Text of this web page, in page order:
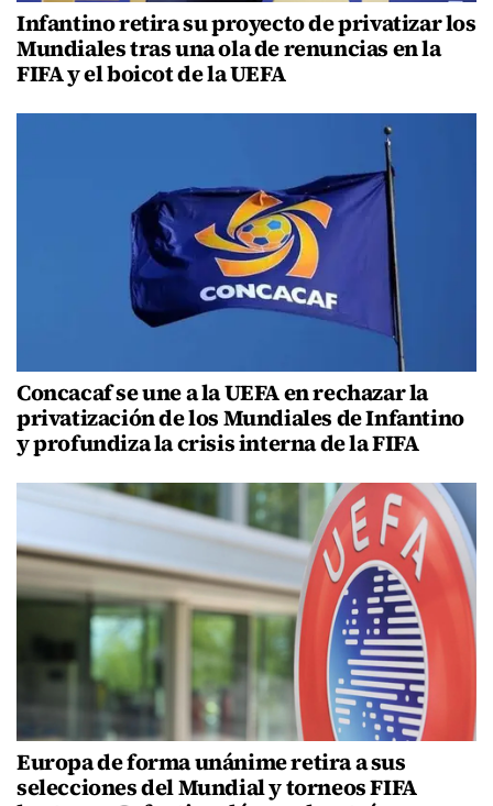
Infantino retira su proyecto de privatizar los
Mundiales tras una ola de renuncias en la
FIFA y el boicot de la UEFA
Concacaf se une a la UEFA en rechazar la
privatización de los Mundiales de Infantino
y profundiza la crisis interna de la FIFA
Europa de forma unánime retira a sus
selecciones del Mundial y torneos FIFA